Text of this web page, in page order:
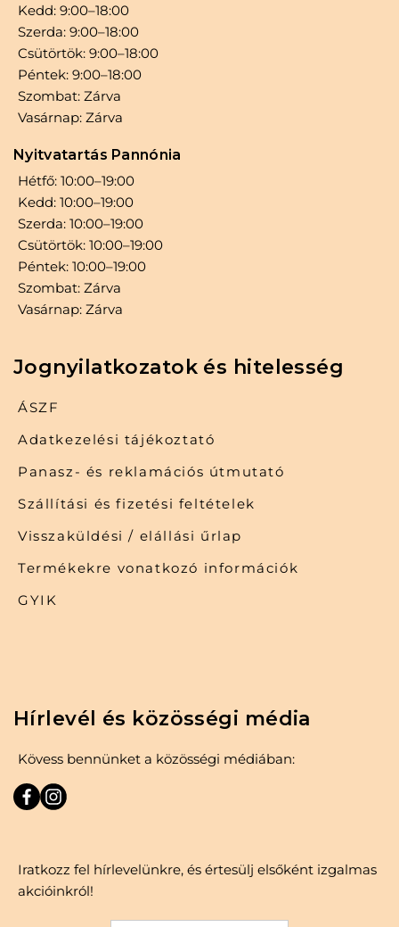
Kedd: 9:00–18:00
Szerda: 9:00–18:00
Csütörtök: 9:00–18:00
Péntek: 9:00–18:00
Szombat: Zárva
Vasárnap: Zárva
Nyitvatartás Pannónia
Hétfő: 10:00–19:00
Kedd: 10:00–19:00
Szerda: 10:00–19:00
Csütörtök: 10:00–19:00
Péntek: 10:00–19:00
Szombat: Zárva
Vasárnap: Zárva
Jognyilatkozatok és hitelesség
ÁSZF
Adatkezelési tájékoztató
Panasz- és reklamációs útmutató
Szállítási és fizetési feltételek
Visszaküldési / elállási űrlap
Termékekre vonatkozó információk
GYIK
Hírlevél és közösségi média
Kövess bennünket a közösségi médiában:
Iratkozz fel hírlevelünkre, és értesülj elsőként izgalmas
akcióinkról!